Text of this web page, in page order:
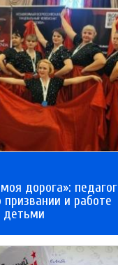
дорога»: педагог
призвании и работе
детьми